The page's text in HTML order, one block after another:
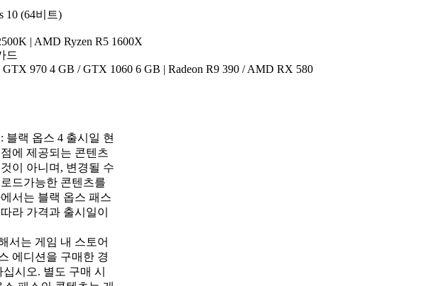
10 (64비트)
| AMD Ryzen R5 1600X
드
GTX 970 4 GB / GTX 1060 6 GB | Radeon R9 390 / AMD RX 580
블랙 옵스 4 출시일 현
에 제공되는 콘텐츠
이 아니며, 변경될 수
드가능한 콘텐츠를
서는 블랙 옵스 패스
라 가격과 출시일이
서는 게임 내 스토어
에디션을 구매한 경
시오. 별도 구매 시